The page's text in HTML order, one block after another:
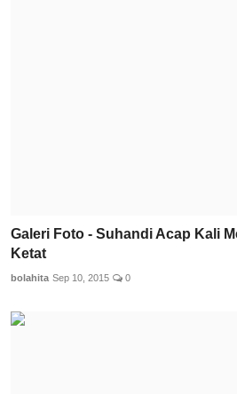
Galeri Foto - Suhandi Acap Kali
Ketat
bolahita Sep 10, 2015 0